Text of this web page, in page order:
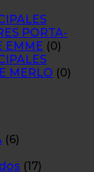
PORTA-
EMME (0)
MERLO (0)
(6)
(17)